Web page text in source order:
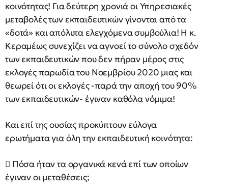
κοινότητας! Για δεύτερη χρονιά οι Υπηρεσιακές
μεταβολές των εκπαιδευτικών γίνονται από τα
«δοτά» και απόλυτα ελεγχόμενα συμβούλια! Η κ.
Κεραμέως συνεχίζει να αγνοεί το σύνολο σχεδόν
των εκπαιδευτικών που δεν πήραν μέρος στις
εκλογές παρωδία του Νοεμβρίου 2020 μιας και
θεωρεί ότι οι εκλογές -παρά την αποχή του 90%
των εκπαιδευτικών- έγιναν καθόλα νόμιμα!
Και επί της ουσίας προκύπτουν εύλογα
ερωτήματα για όλη την εκπαιδευτική κοινότητα:
 Πόσα ήταν τα οργανικά κενά επί των οποίων
έγιναν οι μεταθέσεις;